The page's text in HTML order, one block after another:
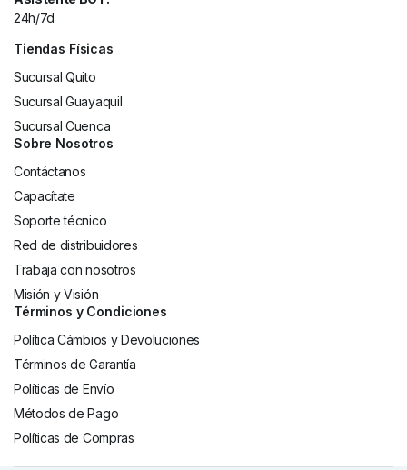
24h/7d
Tiendas Físicas
Sucursal Quito
Sucursal Guayaquil
Sucursal Cuenca
Sobre Nosotros
Contáctanos
Capacítate
Soporte técnico
Red de distribuidores
Trabaja con nosotros
Misión y Visión
Términos y Condiciones
Política Cámbios y Devoluciones
Términos de Garantía
Políticas de Envío
Métodos de Pago
Políticas de Compras